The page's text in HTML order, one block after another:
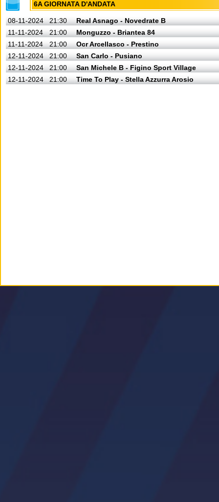
6A GIORNATA D'ANDATA
08-11-2024 21:30
Real Asnago - Novedrate B
11-11-2024
21:00
Monguzzo - Briantea 84
11-11-2024
21:00
Ocr Arcellasco - Prestino
12-11-2024
21:00
San Carlo - Pusiano
12-11-2024
21:00
San Michele B - Figino Sport Village
12-11-2024
21:00 Time To Play - Stella Azzurra Arosio